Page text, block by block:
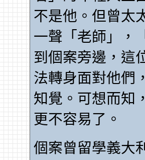
不是他。但曾太
一聲「老師」，
到個案旁邊，這
法轉身面對他們
知覺。可想而知
更不容易了。
個案曾留學義大